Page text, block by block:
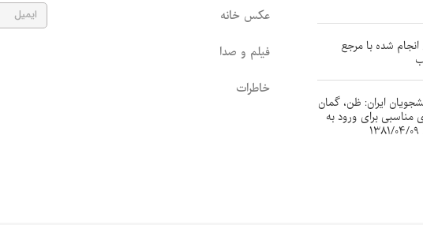
شده با مرجع
ایران: ظن، گمان
مناسبی برای ورود به
عکس خانه
فیلم و صدا
خاطرات